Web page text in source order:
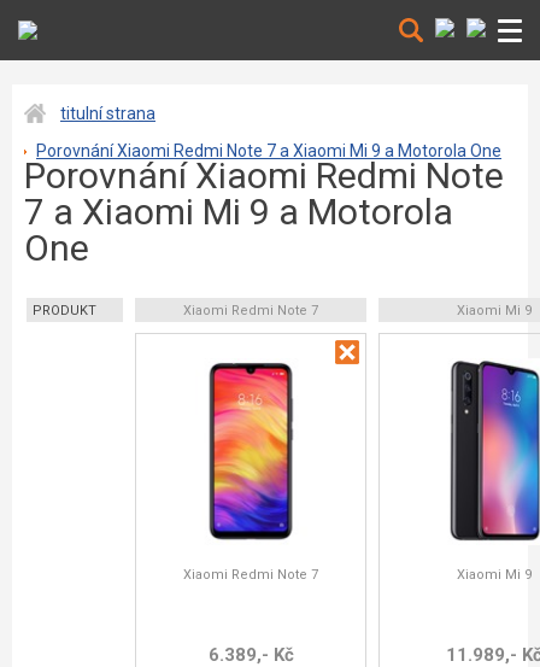
titulní strana
Porovnání Xiaomi Redmi Note 7 a Xiaomi Mi 9 a Motorola One
Porovnání Xiaomi Redmi Note
7 a Xiaomi Mi 9 a Motorola
One
PRODUKT Xiaomi Redmi Note 7 Xiaomi Mi 9
Xiaomi Redmi Note 7
6.389,- Kč
Xiaomi Mi 9
11.989,-